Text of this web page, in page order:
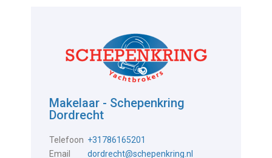
Makelaar - Schepenkring
Dordrecht
Telefoon +31786165201
Email
dordrecht@schepenkring.nl